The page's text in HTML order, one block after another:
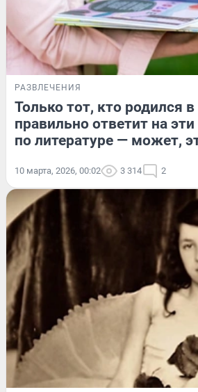
РАЗВЛЕЧЕНИЯ
Только тот, кто родился
правильно ответит на
по литературе — может,
10 марта, 2026, 00:02 3 314 2